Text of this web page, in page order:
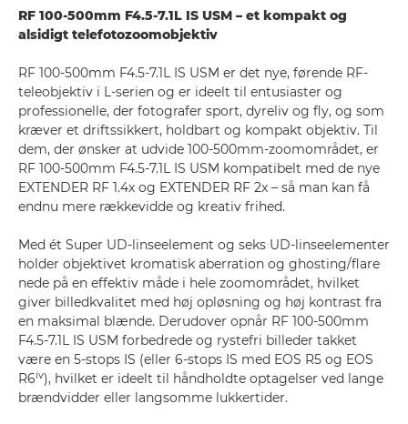
RF 100-500mm F4.5-7.1L IS USM – et kompakt og
alsidigt telefotozoomobjektiv
RF 100-500mm F4.5-7.1L IS USM er det nye, førende RF-
teleobjektiv i L-serien og er ideelt til entusiaster og
professionelle, der fotografer sport, dyreliv og fly, og som
kræver et driftssikkert, holdbart og kompakt objektiv. Til
dem, der ønsker at udvide 100-500mm-zoomområdet, er
RF 100-500mm F4.5-7.1L IS USM kompatibelt med de nye
EXTENDER RF 1.4x og EXTENDER RF 2x – så man kan få
endnu mere rækkevidde og kreativ frihed.
Med ét Super UD-linseelement og seks UD-linseelementer
holder objektivet kromatisk aberration og ghosting/flare
nede på en effektiv måde i hele zoomområdet, hvilket
giver billedkvalitet med høj opløsning og høj kontrast fra
en maksimal blænde. Derudover opnår RF 100-500mm
F4.5-7.1L IS USM forbedrede og rystefri billeder takket
være en 5-stops IS (eller 6-stops IS med EOS R5 og EOS
R6iv), hvilket er ideelt til håndholdte optagelser ved lange
brændvidder eller langsomme lukkertider.